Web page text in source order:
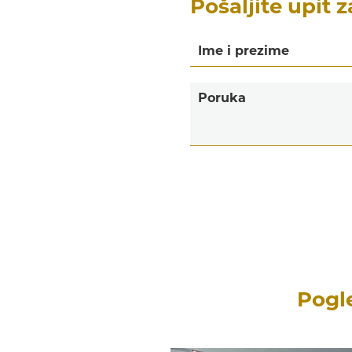
Pošaljite upit